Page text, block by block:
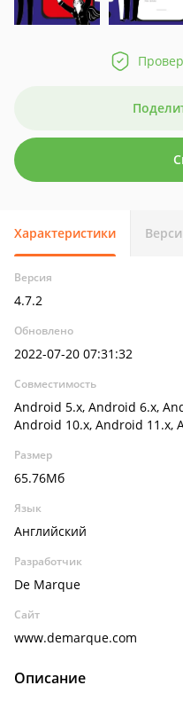
Характеристики
Версия
4.7.2
Обновлено
2022-07-20 07:31:32
Совместимость
Android 5.x, Android 6.x,
Android 10.x, Android 11.x,
Размер
65.76Мб
Язык
Английский
Разработчик
De Marque
Сайт
www.demarque.com
Описание